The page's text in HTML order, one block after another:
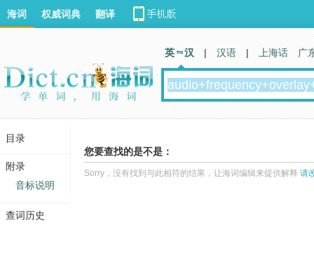
您要查找的是不是：
Sorry，没有找到与此相符的结果，让海词编辑来提供解释 请
海词 权威词典 翻译
英 汉 | 汉语 | 上海话 广
目录
附录
音标说明
查词历史